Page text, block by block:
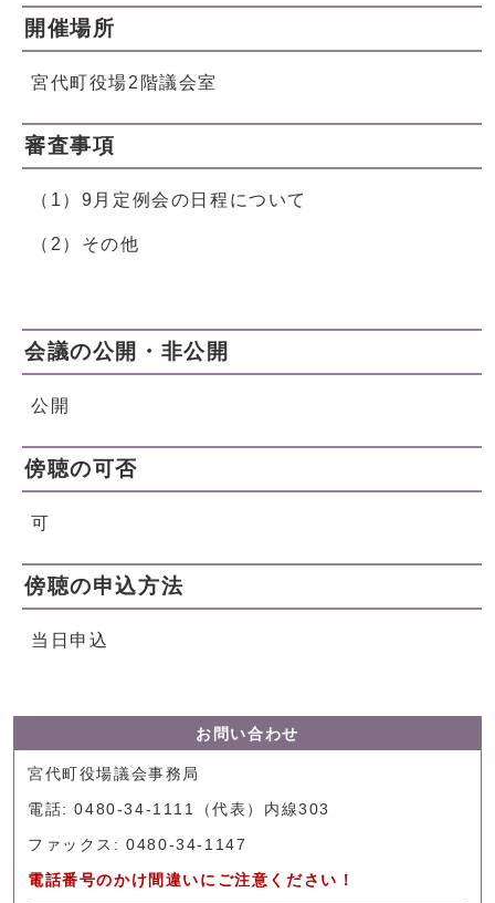
開催場所
宮代町役場2階議会室
審査事項
（1）9月定例会の日程について
（2）その他
会議の公開・非公開
公開
傍聴の可否
可
傍聴の申込方法
当日申込
お問い合わせ
宮代町役場議会事務局
電話: 0480-34-1111（代表）内線303
ファックス: 0480-34-1147
電話番号のかけ間違いにご注意ください！